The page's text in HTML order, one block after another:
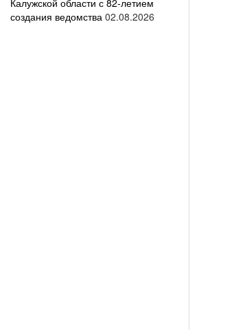
Калужской области с 82-летием
создания ведомства 02.08.2026